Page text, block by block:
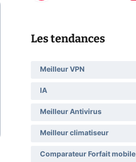
Les tendances
Meilleur VPN
IA
Meilleur Antivirus
Meilleur climatiseur
Comparateur Forfait mobile